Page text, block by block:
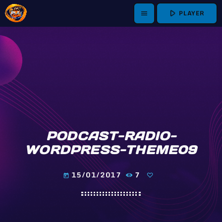
menu play_arrow PLAYER
PODCAST-RADIO-
WORDPRESS-THEME09
today 15/01/2017 7